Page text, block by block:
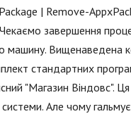
| Remove-
завершення
машину. Вищенаведена
стандартних
"Магазин Віндовс". Ця
Але чому